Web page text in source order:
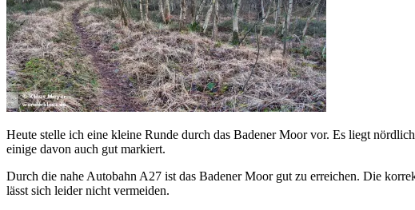
Heute stelle ich eine kleine Runde durch das Badener Moor vor. Es liegt
einige davon auch gut markiert.
Durch die nahe Autobahn A27 ist das Badener Moor gut zu erreichen. Die
lässt sich leider nicht vermeiden.